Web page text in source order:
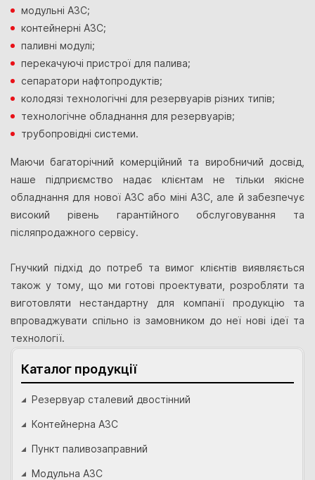
Каталог продукції
Резервуар сталевий двостінний
Контейнерна АЗС
Пункт паливозаправний
Модульна АЗС
модульні АЗС;
контейнерні АЗС;
паливні модулі;
перекачуючі пристрої для палива;
сепаратори нафтопродуктів;
колодязі технологічні для резервуарів різних типів;
технологічне обладнання для резервуарів;
трубопровідні системи.
Маючи багаторічний комерційний та виробничий досвід,
наше підприємство надає клієнтам не тільки якісне
обладнання для нової АЗС або міні АЗС, але й забезпечує
високий рівень гарантійного обслуговування та
післяпродажного сервісу.
Гнучкий підхід до потреб та вимог клієнтів виявляється
також у тому, що ми готові проектувати, розробляти та
виготовляти нестандартну для компанії продукцію та
впроваджувати спільно із замовником до неї нові ідеї та
технології.